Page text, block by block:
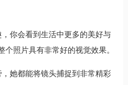
你会看到生活中更多的美好与
个照片具有非常好的视觉效果。
她都能将镜头捕捉到非常精彩